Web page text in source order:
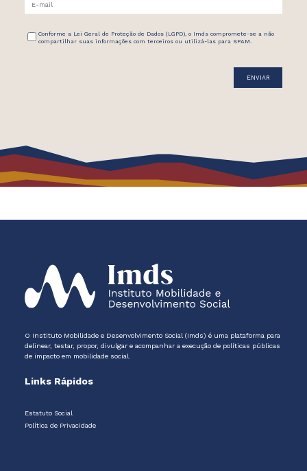
Conforme a Lei Geral de Proteção de Dados (LGPD), o Imds compromete-se a não
compartilhar suas informações com terceiros ou utilizá-las para SPAM.
O Instituto Mobilidade e Desenvolvimento Social (Imds) é uma plataforma para
delinear, testar, propor, divulgar e acompanhar a execução de políticas públicas
de impacto em mobilidade social.
Links Rápidos
Estatuto Social
Política de Privacidade